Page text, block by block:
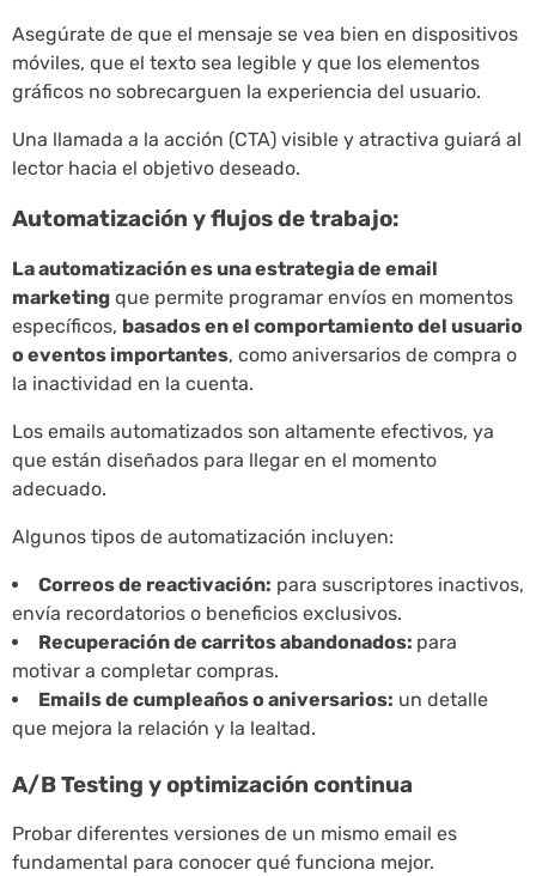
Asegúrate de que el mensaje se vea bien en dispositivos
móviles, que el texto sea legible y que los elementos
gráficos no sobrecarguen la experiencia del usuario.
Una llamada a la acción (CTA) visible y atractiva guiará al
lector hacia el objetivo deseado.
Automatización y flujos de trabajo:
La automatización es una estrategia de email
marketing que permite programar envíos en momentos
específicos, basados en el comportamiento del usuario
o eventos importantes, como aniversarios de compra o
la inactividad en la cuenta.
Los emails automatizados son altamente efectivos, ya
que están diseñados para llegar en el momento
adecuado.
Algunos tipos de automatización incluyen:
Correos de reactivación: para suscriptores inactivos,
envía recordatorios o beneficios exclusivos.
Recuperación de carritos abandonados: para
motivar a completar compras.
Emails de cumpleaños o aniversarios: un detalle
que mejora la relación y la lealtad.
A/B Testing y optimización continua
Probar diferentes versiones de un mismo email es
fundamental para conocer qué funciona mejor.